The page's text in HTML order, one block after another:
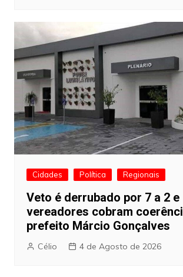
Cidades Política Regionais
Veto é derrubado por 7 a 2 e
vereadores cobram
prefeito Márcio Gonçalves
Célio 4 de Agosto de 2026